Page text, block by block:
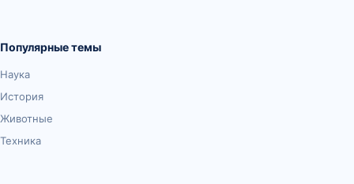
Популярные темы
Наука
История
Животные
Техника